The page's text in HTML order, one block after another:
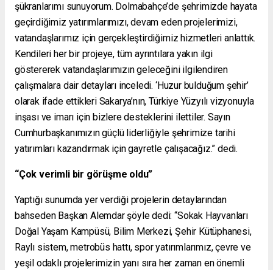
şükranlarımı sunuyorum. Dolmabahçe’de şehrimizde hayata
geçirdiğimiz yatırımlarımızı, devam eden projelerimizi,
vatandaşlarımız için gerçekleştirdiğimiz hizmetleri anlattık.
Kendileri her bir projeye, tüm ayrıntılara yakın ilgi
göstererek vatandaşlarımızın geleceğini ilgilendiren
çalışmalara dair detayları inceledi. ‘Huzur bulduğum şehir’
olarak ifade ettikleri Sakarya’nın, Türkiye Yüzyılı vizyonuyla
inşası ve imarı için bizlere desteklerini ilettiler. Sayın
Cumhurbaşkanımızın güçlü liderliğiyle şehrimize tarihi
yatırımları kazandırmak için gayretle çalışacağız.” dedi.
“Çok verimli bir görüşme oldu”
Yaptığı sunumda yer verdiği projelerin detaylarından
bahseden Başkan Alemdar şöyle dedi: “Sokak Hayvanları
Doğal Yaşam Kampüsü, Bilim Merkezi, Şehir Kütüphanesi,
Raylı sistem, metrobüs hattı, spor yatırımlarımız, çevre ve
yeşil odaklı projelerimizin yanı sıra her zaman en önemli